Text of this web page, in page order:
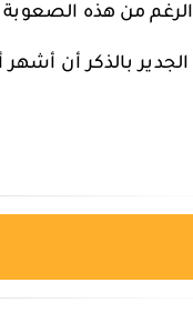
من هذه الصعوبة
بالذكر أن